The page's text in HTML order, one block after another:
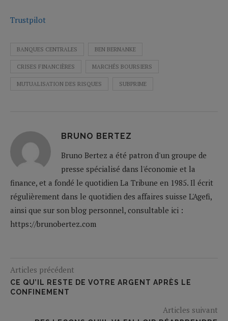
Trustpilot
BANQUES CENTRALES BEN BERNANKE
CRISES FINANCIÈRES MARCHÉS BOURSIERS
MUTUALISATION DES RISQUES SUBPRIME
BRUNO BERTEZ
Bruno Bertez a été patron d'un groupe de
presse spécialisé dans l'économie et la
finance, et a fondé le quotidien La Tribune en 1985. Il écrit
régulièrement dans le quotidien des affaires suisse L'Agefi,
ainsi que sur son blog personnel, consultable ici :
https://brunobertez.com
Articles précédent
CE QU’IL RESTE DE VOTRE ARGENT APRÈS LE
CONFINEMENT
Articles suivant